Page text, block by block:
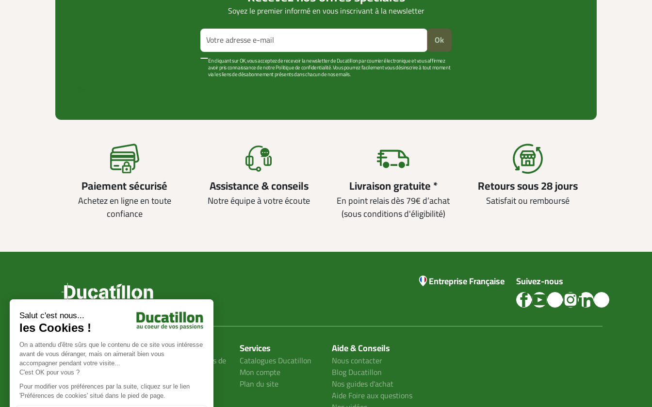
Soyez le premier informé en vous inscrivant à la newsletter
Ok
En cliquant sur OK, vous acceptez de recevoir la newsletter de Ducatillon par courrier électronique et vous affirmez
avoir pris connaissance de notre Politique de confidentialité. Vous pourrez facilement vous désinscrire à tout moment
via les liens de désabonnement présents dans chacun de nos emails.
Paiement sécurisé
Achetez en ligne en toute
confiance
Assistance & conseils
Notre équipe à votre écoute
Livraison gratuite *
En point relais dès 79€ d’achat
(sous conditions d'éligibilité)
Retours sous 28 jours
Satisfait ou remboursé
Entreprise Française Suivez-nous
Ducatillon
La société Ducatillon
Mentions légales
Protection des données
Showroom Ducatillon
Achat en ligne
Conditions générales de
Livraison et frais de
transport
Services
Catalogues Ducatillon
Mon compte
Plan du site
Aide & Conseils
Nous contacter
Blog Ducatillon
Nos guides d'achat
Aide Foire aux questions